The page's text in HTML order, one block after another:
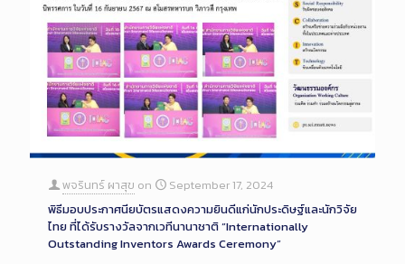
พจรินทร์ ผาสุข on
September 17, 2024
พิธีมอบประกาศนียบัตรแสดงความยินดีแก่นักประดิษฐ์และนักวิจัย
ไทย ที่ได้รับรางวัลจากเวทีนานาชาติ “Internationally
Outstanding Inventors Awards Ceremony”